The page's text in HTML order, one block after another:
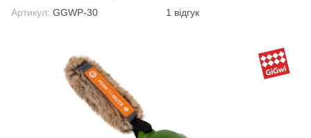
Артикул: GGWP-30 1 відгук